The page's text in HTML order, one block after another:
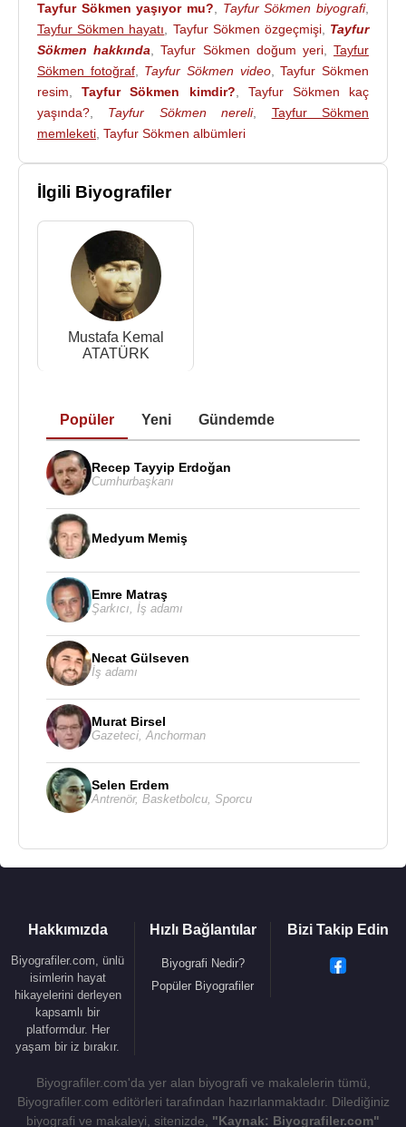
Tayfur Sökmen yaşıyor mu? Tayfur Sökmen biyografi,
Tayfur Sökmen hayatı
Tayfur Sökmen özgeçmişi, Tayfur
Sökmen hakkında ,Tayfur Sökmen doğum yeri,Tayfur
Sökmen fotoğraf, Tayfur Sökmen video,Tayfur Sökmen
resim ,Tayfur Sökmen kimdir?
Tayfur Sökmen kaç
yaşında?
Tayfur Sökmen nereli, Tayfur Sökmen
memleketi Tayfur Sökmen albümleri
İlgili Biyografiler
Mustafa Kemal
ATATÜRK
Popüler Yeni Gündemde
Recep Tayyip Erdoğan
Cumhurbaşkanı
Medyum Memiş
Emre Matraş
Şarkıcı, İş adamı
Necat Gülseven
İş adamı
Murat Birsel
Gazeteci,Anchorman
Selen Erdem
Antrenör, Basketbolcu, Sporcu
Hakkımızda
Biyografiler.com, ünlü
isimlerin hayat
hikayelerini derleyen
kapsamlı bir
platformdur. Her
yaşam bir iz bırakır.
Hızlı Bağlantılar
Biyografi Nedir?
Popüler Biyografiler
Bizi Takip Edin
Biyografiler.com'da yer alan biyografi ve makalelerin tümü,
Biyografiler.com editörleri tarafından hazırlanmaktadır. Dilediğiniz
biyografi ve makaleyi, sitenizde, "Kaynak: Biyografiler.com"